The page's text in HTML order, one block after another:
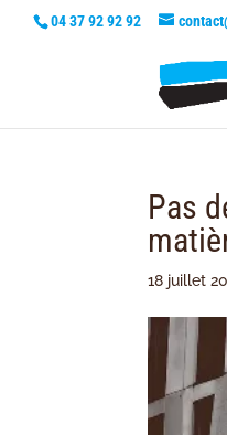
04 37 92 92 92
Pas
18 juillet